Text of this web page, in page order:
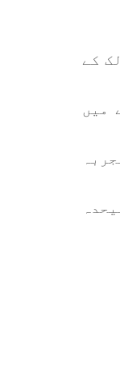
لیے اپنے 42 رکن ممالک کے
میں
نے علیحدہ